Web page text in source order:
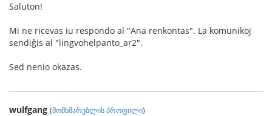
Saluton!
Mi ne ricevas iu respondo al "Ana renkontas". La komunikoj
sendiĝis al "lingvohelpanto_ar2".
Sed nenio okazas.
wulfgang (მომხმარებლის პროფილი)